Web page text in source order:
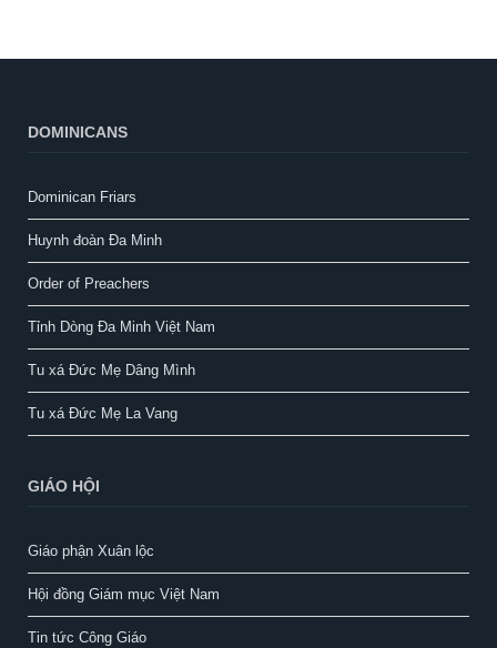
DOMINICANS
Dominican Friars
Huynh đoàn Đa Minh
Order of Preachers
Tỉnh Dòng Đa Minh Việt Nam
Tu xá Đức Mẹ Dâng Mình
Tu xá Đức Mẹ La Vang
GIÁO HỘI
Giáo phận Xuân lộc
Hội đồng Giám mục Việt Nam
Tin tức Công Giáo